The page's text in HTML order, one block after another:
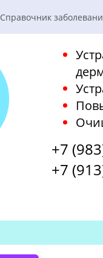
Справочник
+7
+7